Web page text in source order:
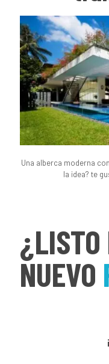
Una alberca moderna
la idea? te
¿LISTO
NUEVO